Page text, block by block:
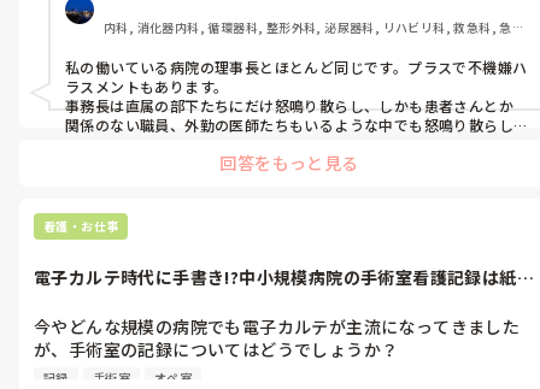
問題なのは、こうしたハラスメント行為が行われている最中に、
周囲に注意できる人が誰もいないことです。先輩ナースたちも
皆、科部長に忖度（そんたく）している状況で、誰も何も言え
ず、状況が改善されません。
ような医師は、令和になった今でも「よくあること」なのでしょ
皆様の経験談やご意見をお聞かせいただけたら幸いです。よろし
くお願いいたします。
内科, 消化器内科, 循環器科, 整形外科, 泌尿器科, リハビリ科, 救急科, 急性
私の働いている病院の理事長とほとんど同じです。プラスで不機嫌ハ
ラスメントもあります。
事務長は直属の部下たちにだけ怒鳴り散らし、しかも患者さんとか
関係のない職員、外勤の医師たちもいるような中でも怒鳴り散らし
外来の看護師長と主任もターゲットの看護師の過度な監視や自分流
平穏に過ごせてます😑
人との関わり全部最悪で、稼ぎ頭でもありますがクレーム一番受け
医師とか看護師長とかの管理職になる人って、発達障害ある人多いで
すし
そういう人たちから教育を受けた人たちもそうなりやすいんだなっ
回答をもっと見る
看護・お仕事
電子カルテ時代に手書き!?中小規模病院の手術室看護記録は紙媒
今やどんな規模の病院でも電子カルテが主流になってきました
が、手術室の記録についてはどうでしょうか？
中小規模病院では、手術室記録が高額なオプション扱いのため、
記録 手術室 オペ室